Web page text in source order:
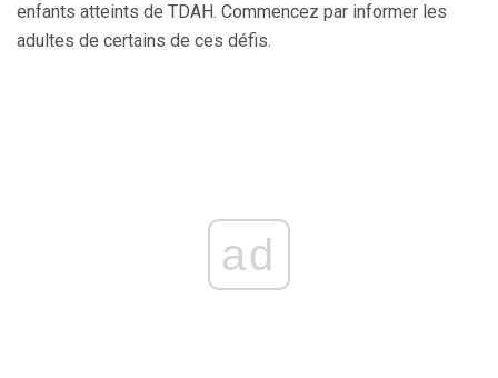
enfants atteints de TDAH. Commencez par informer les
adultes de certains de ces défis.
ad